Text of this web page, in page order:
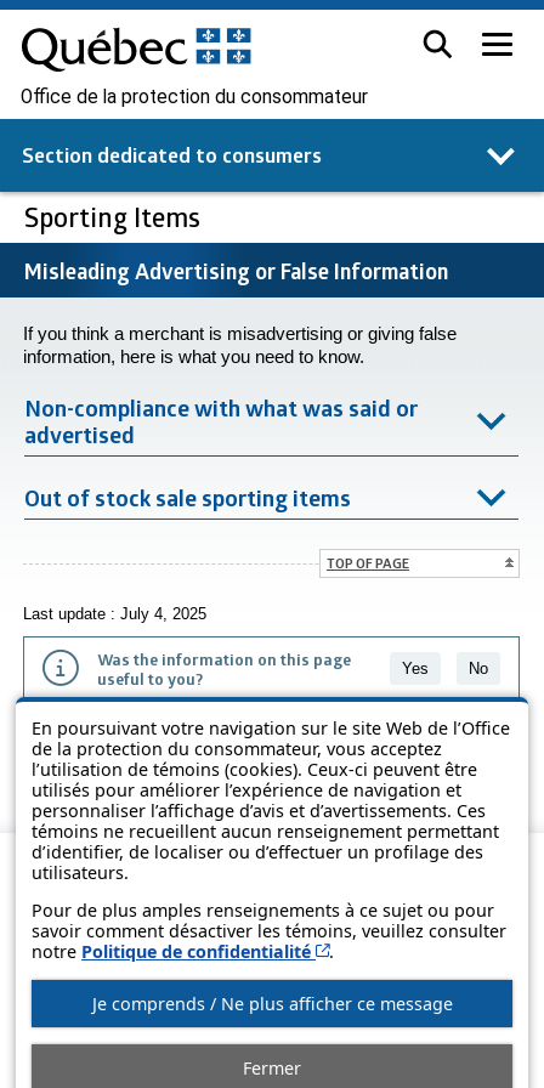
En poursuivant votre navigation sur le site Web de l’Office
de la protection du consommateur, vous acceptez
l’utilisation de témoins (cookies). Ceux-ci peuvent être
utilisés pour améliorer l’expérience de navigation et
personnaliser l’affichage d’avis et d’avertissements. Ces
témoins ne recueillent aucun renseignement permettant
d’identifier, de localiser ou d’effectuer un profilage des
utilisateurs.
Pour de plus amples renseignements à ce sujet ou pour
savoir comment désactiver les témoins, veuillez consulter
notre Politique de confidentialité Cet hyperlien s’ouvrira
.
Je comprends / Ne plus afficher ce message
Fermer
Office de la protection du consommateur
Section dedicated to consumers
Sporting Items
Misleading Advertising or False Information
If you think a merchant is misadvertising or giving false
information, here is what you need to know.
Non-compliance with what was said or
advertised
Out of stock sale sporting items
TOP OF PAGE
Last update : July 4, 2025
Was the information on this page
useful to you?
Yes No
The information contained on this page is presented in simple terms to
make it easier to understand. It does not replace the texts of the laws
and regulations.
© Government of Québec, 2013-2025